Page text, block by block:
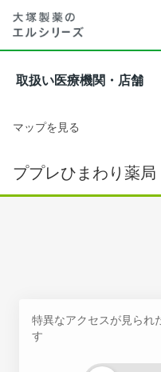
取扱い医療機関・店舗
マップを見る
ププレひまわり薬
特異なアクセスが見られ
す